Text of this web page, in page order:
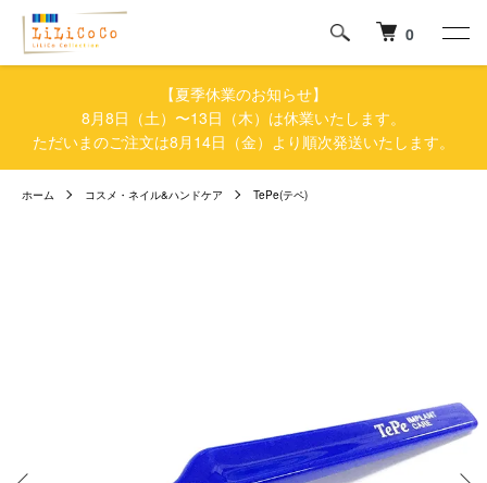
0
【夏季休業のお知らせ】
8月8日（土）〜13日（木）は休業いたします。
ただいまのご注文は8月14日（金）より順次発送いたします。
ホーム コスメ・ネイル&ハンドケア TePe(テペ)